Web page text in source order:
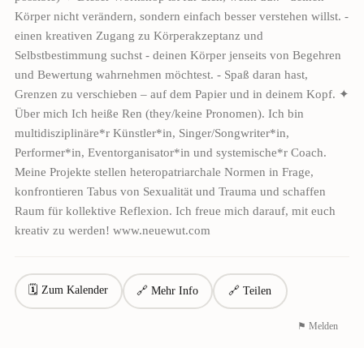
Körper nicht verändern, sondern einfach besser verstehen willst. -
einen kreativen Zugang zu Körperakzeptanz und
Selbstbestimmung suchst - deinen Körper jenseits von Begehren
und Bewertung wahrnehmen möchtest. - Spaß daran hast,
Grenzen zu verschieben – auf dem Papier und in deinem Kopf. ✦
Über mich Ich heiße Ren (they/keine Pronomen). Ich bin
multidisziplinäre*r Künstler*in, Singer/Songwriter*in,
Performer*in, Eventorganisator*in und systemische*r Coach.
Meine Projekte stellen heteropatriarchale Normen in Frage,
konfrontieren Tabus von Sexualität und Trauma und schaffen
Raum für kollektive Reflexion. Ich freue mich darauf, mit euch
kreativ zu werden! www.neuewut.com
🗓 Zum Kalender 🔗 Mehr Info 🔗 Teilen
⚑ Melden